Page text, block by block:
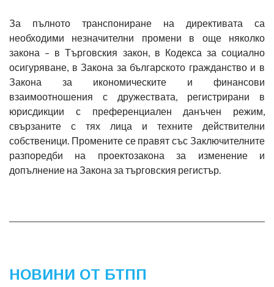
За пълното транспониране на директивата са
необходими незначителни промени в още няколко
закона – в Търговския закон, в Кодекса за социално
осигуряване, в Закона за българското гражданство и в
Закона за икономическите и финансови
взаимоотношения с дружествата, регистрирани в
юрисдикции с преференциален данъчен режим,
свързаните с тях лица и техните действителни
собственици. Промените се правят със Заключителните
разпоредби на проектозакона за изменение и
допълнение на Закона за търговския регистър.
НОВИНИ ОТ БТПП